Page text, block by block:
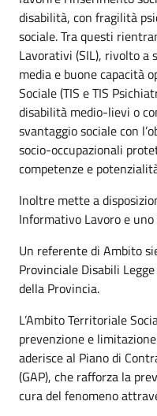
disabilità, con fragilità
sociale. Tra questi
Lavorativi (SIL), rivolto a
media e buone capacità
Sociale (TIS e TIS
disabilità medio-lievi o
svantaggio sociale con
socio-occupazionali
competenze e
Inoltre mette a
Informativo Lavoro e
Un referente di Ambito
Provinciale Disabili
della Provincia.
L’Ambito Territoriale
prevenzione e
aderisce al Piano di
(GAP), che rafforza la
cura del fenomeno